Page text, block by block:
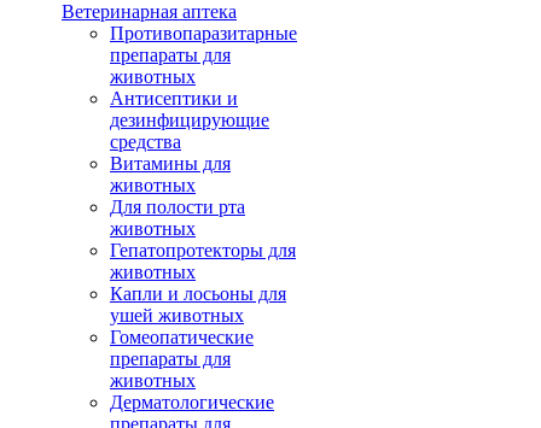
Ветеринарная аптека
Противопаразитарные
препараты для
животных
Антисептики и
дезинфицирующие
средства
Витамины для
животных
Для полости рта
животных
Гепатопротекторы для
животных
Капли и лосьоны для
ушей животных
Гомеопатические
препараты для
животных
Дерматологические
препараты для